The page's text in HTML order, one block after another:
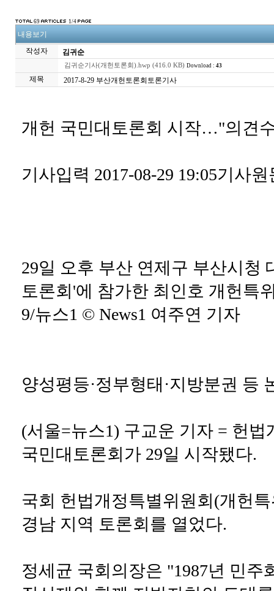
69 1/4
내용보기
작성자
김귀순
김귀순기사(개헌토론회).hwp (416.0 KB) Download : 43
제목 2017-8-29 부산개헌토론회토론기사
개헌 국민대토론회 시작…"의견
기사입력 2017-08-29 19:05기사원
29일 오후 부산 연제구 부산시청
토론회'에 참가한 최인호 개헌특
9/뉴스1 © News1 여주연 기자
양성평등·정부형태·지방분권 등
(서울=뉴스1) 구교운 기자 = 헌
국민대토론회가 29일 시작됐다.
국회 헌법개정특별위원회(개헌
경남 지역 토론회를 열었다.
정세균 국회의장은 "1987년 민